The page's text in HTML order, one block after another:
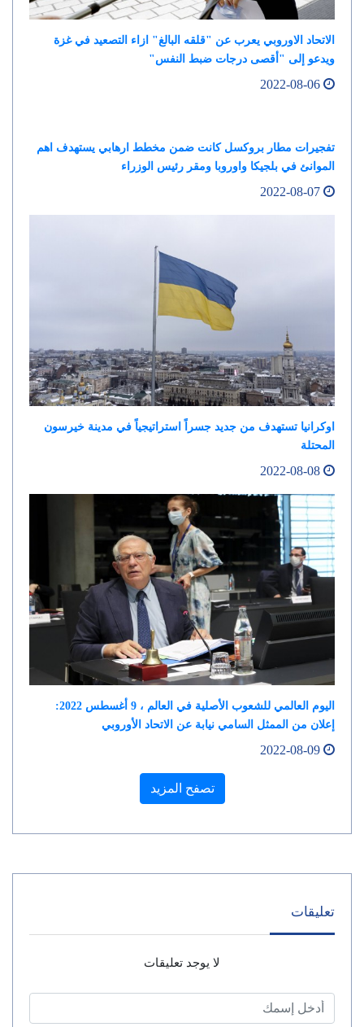
الاتحاد الاوروبي يعرب عن "قلقه البالغ" ازاء التصعيد في غزة
ويدعو إلى "أقصى درجات ضبط النفس"
تفجيرات مطار بروكسل كانت ضمن مخطط ارهابي يستهدف اهم
الموانئ في بلجيكا واوروبا ومقر رئيس الوزراء
اوكرانيا تستهدف من جديد جسراً استراتيجياً في مدينة خيرسون
المحتلة
اليوم العالمي للشعوب الأصلية في العالم ، 9 أغسطس 2022:
إعلان من الممثل السامي نيابة عن الاتحاد الأوروبي
تصفح المزيد
تعليقات
لا يوجد تعليقات